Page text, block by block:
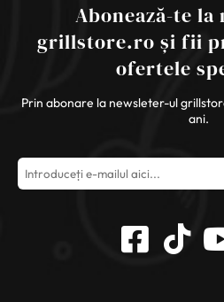
Abonează-te
grillstore.ro și fii
ofertele
Prin abonare la newsleter-ul
ani.